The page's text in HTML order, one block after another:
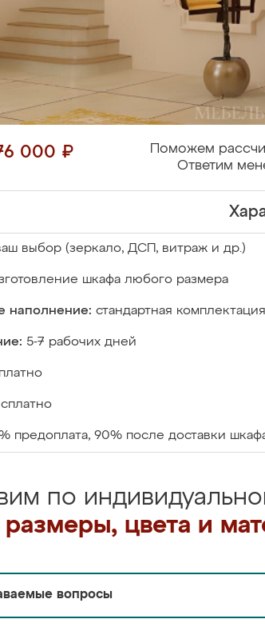
000 ₽
Поможем
Ответим
выбор (зеркало, ДСП, витраж и др.)
шкафа любого размера
наполнение: стандартная комплектация
5-7 рабочих дней
предоплата, 90% после доставки
по
цвета и
вопросы